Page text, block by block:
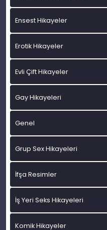
Ensest Hikayeler
Erotik Hikayeler
Evli Çift Hikayeler
Gay Hikayeleri
Genel
Grup Sex Hikayeleri
İfşa Resimler
İş Yeri Seks Hikayeleri
Komik Hikayeler